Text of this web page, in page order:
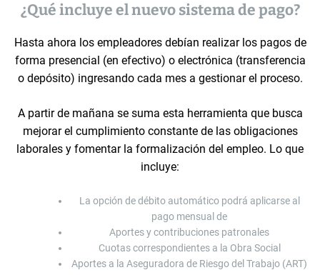
¿Qué incluye el nuevo sistema de pago?
Hasta ahora los empleadores debían realizar los pagos de
forma presencial (en efectivo) o electrónica (transferencia
o depósito) ingresando cada mes a gestionar el proceso.
A partir de mañana se suma esta herramienta que busca
mejorar el cumplimiento constante de las obligaciones
laborales y fomentar la formalización del empleo. Lo que
incluye:
La opción de débito automático podrá aplicarse al
pago mensual de
Aportes y contribuciones patronales
Cuotas correspondientes a la Obra Social
Aportes a la Aseguradora de Riesgo del Trabajo (ART)